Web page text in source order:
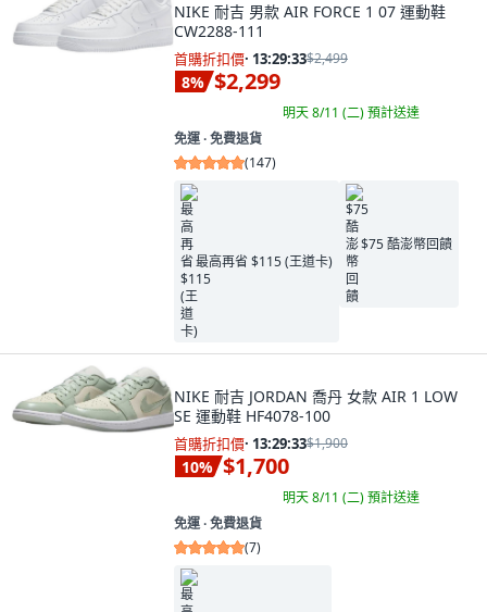
NIKE 耐吉 男款 AIR FORCE 1 07 運動鞋
CW2288-111
首購折扣價· 13:29:32$2,499
8% $2,299
明天 8/11 (二)預計送達
免運 ∙ 免費退貨
(147)
最高再省 $115 (王道卡)
$75 酷澎幣回饋
NIKE 耐吉 JORDAN 喬丹 女款 AIR 1 LOW
SE 運動鞋 HF4078-100
首購折扣價· 13:29:32$1,900
10% $1,700
明天 8/11 (二)預計送達
免運 ∙ 免費退貨
(7)